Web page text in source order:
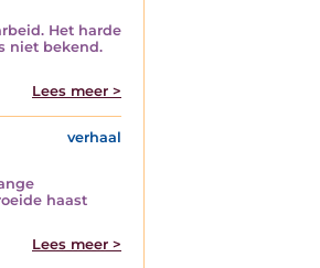
Het harde
niet bekend.
Lees meer >
verhaal
haast
Lees meer >